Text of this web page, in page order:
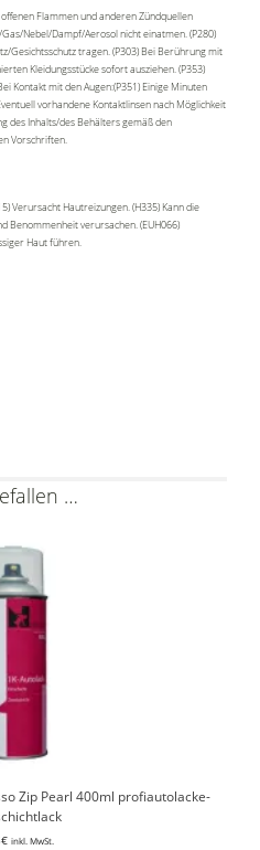
Flammen und anderen Zündquellen
Nebel/Dampf/Aerosol nicht einatmen. (P280)
Gesichtsschutz tragen. (P303) Bei Berührung mit
Kleidungsstücke sofort ausziehen. (P353)
Kontakt mit den Augen:(P351) Einige Minuten
vorhandene Kontaktlinsen nach Möglichkeit
des Inhalts/des Behälters gemäß den
Vorschriften.
Verursacht Hautreizungen. (H335) Kann die
Benommenheit verursachen. (EUH066)
Haut führen.
…
Zip Pearl 400ml profiautolacke-
€ inkl. MwSt.